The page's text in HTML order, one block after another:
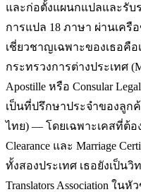
และก่อตั้งแผนกแปลและรั
การแปล 18 ภาษา ผ่านเครื
เชี่ยวชาญเฉพาะของเธอคื
กระทรวงการต่างประเทศ
Apostille หรือ Consular
เป็นที่ปรึกษาประจำของลูก
ไทย) — โดยเฉพาะเคสที่ต้อง
Clearance และ Marriage
ทั้งสองประเทศ เธอยังเป็นวิ
Translators Association ในหั